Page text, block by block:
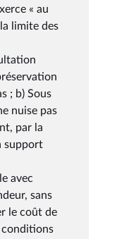
« au
limite des
; b) Sous
nuise pas
par la
support
avec
sans
le coût de
conditions